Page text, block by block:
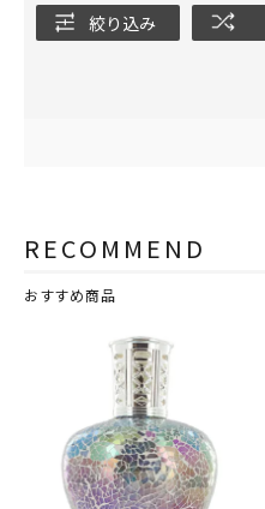
絞り込み
RECOMMEND
おすすめ商品